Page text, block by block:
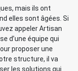
mais ils ont
elles sont âgées. Si
appeler Artisan
d’une équipe qui
proposer une
structure, il va
les solutions qui